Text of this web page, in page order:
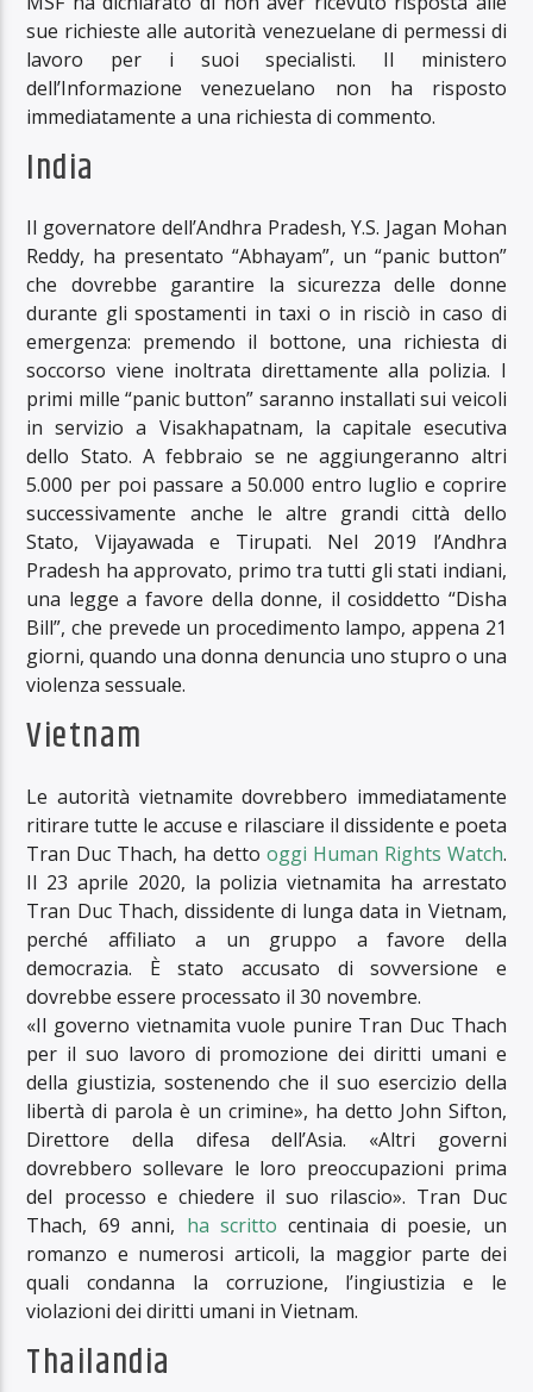
sue richieste alle autorità venezuelane di permessi di
lavoro per i suoi specialisti. Il ministero
dell’Informazione venezuelano non ha risposto
immediatamente a una richiesta di commento.
India
Il governatore dell’Andhra Pradesh, Y.S. Jagan Mohan
Reddy, ha presentato “Abhayam”, un “panic button”
che dovrebbe garantire la sicurezza delle donne
durante gli spostamenti in taxi o in risciò in caso di
emergenza: premendo il bottone, una richiesta di
soccorso viene inoltrata direttamente alla polizia. I
primi mille “panic button” saranno installati sui veicoli
in servizio a Visakhapatnam, la capitale esecutiva
dello Stato. A febbraio se ne aggiungeranno altri
5.000 per poi passare a 50.000 entro luglio e coprire
successivamente anche le altre grandi città dello
Stato, Vijayawada e Tirupati. Nel 2019 l’Andhra
Pradesh ha approvato, primo tra tutti gli stati indiani,
una legge a favore della donne, il cosiddetto “Disha
Bill”, che prevede un procedimento lampo, appena 21
giorni, quando una donna denuncia uno stupro o una
violenza sessuale.
Vietnam
Le autorità vietnamite dovrebbero immediatamente
ritirare tutte le accuse e rilasciare il dissidente e poeta
Tran Duc Thach, ha detto oggi Human Rights Watch.
Il 23 aprile 2020, la polizia vietnamita ha arrestato
Tran Duc Thach, dissidente di lunga data in Vietnam,
perché affiliato a un gruppo a favore della
democrazia. È stato accusato di sovversione e
dovrebbe essere processato il 30 novembre.
«Il governo vietnamita vuole punire Tran Duc Thach
per il suo lavoro di promozione dei diritti umani e
della giustizia, sostenendo che il suo esercizio della
libertà di parola è un crimine», ha detto John Sifton,
Direttore della difesa dell’Asia. «Altri governi
dovrebbero sollevare le loro preoccupazioni prima
del processo e chiedere il suo rilascio». Tran Duc
Thach, 69 anni, ha scritto centinaia di poesie, un
romanzo e numerosi articoli, la maggior parte dei
quali condanna la corruzione, l’ingiustizia e le
violazioni dei diritti umani in Vietnam.
Thailandia